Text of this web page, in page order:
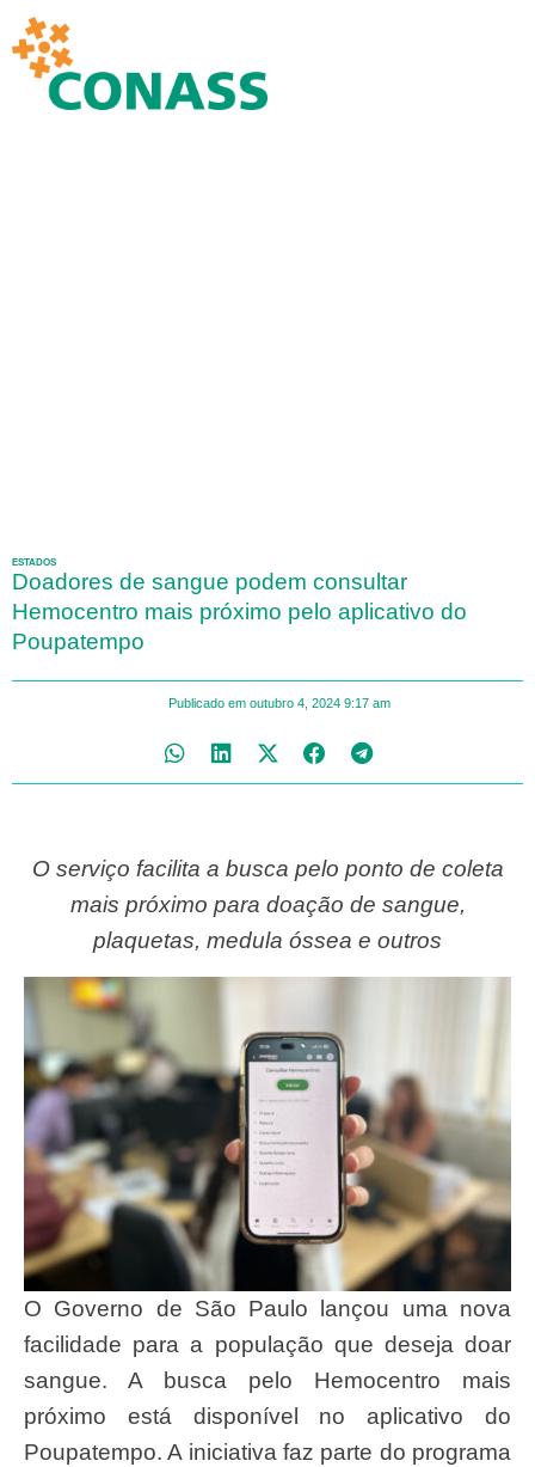
ESTADOS
Doadores de sangue podem consultar
Hemocentro mais próximo pelo aplicativo do
Poupatempo
Publicado em outubro 4, 2024 9:17 am
O serviço facilita a busca pelo ponto de coleta
mais próximo para doação de sangue,
plaquetas, medula óssea e outros
O Governo de São Paulo lançou uma nova
facilidade para a população que deseja doar
sangue. A busca pelo Hemocentro mais
próximo está disponível no aplicativo do
Poupatempo. A iniciativa faz parte do programa